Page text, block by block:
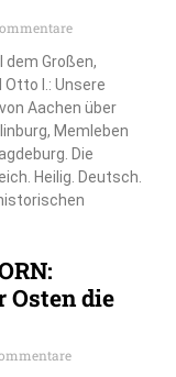
dem Großen,
Otto I.: Unsere
Aachen über
Memleben
Die
Heilig. Deutsch.
Osten die